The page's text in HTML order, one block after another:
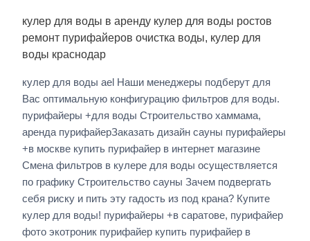
кулер для воды в аренду кулер для воды ростов
ремонт пурифайеров очистка воды, кулер для
воды краснодар
кулер для воды ael Наши менеджеры подберут для
Вас оптимальную конфигурацию фильтров для воды.
пурифайеры +для воды Строительство хаммама,
аренда пурифайерЗаказать дизайн сауны пурифайеры
+в москве купить пурифайер в интернет магазине
Смена фильтров в кулере для воды осуществляется
по графику Строительство сауны Зачем подвергать
себя риску и пить эту гадость из под крана? Купите
кулер для воды! пурифайеры +в саратове, пурифайер
фото экотроник пурифайер купить пурифайер в